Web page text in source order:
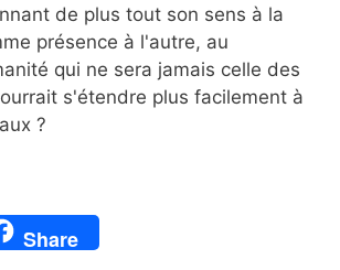
de plus tout son sens à la
présence à l'autre, au
qui ne sera jamais celle des
s'étendre plus facilement à
?
Share